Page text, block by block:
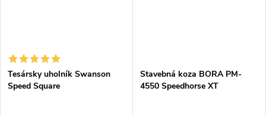
Tesársky uholník Swanson
Speed Square
Stavebná koza BORA PM-
4550 Speedhorse XT